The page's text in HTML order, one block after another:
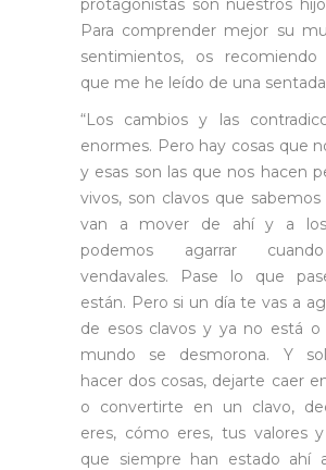
Para comprender mejor su
sentimientos, os
que me he leído de una
“Los cambios y las
enormes. Pero hay cosas que
y esas son las que nos hacen
vivos, son clavos que
van a mover de ahí y a
podemos agarrar
vendavales. Pase lo que
están. Pero si un día te vas a
de esos clavos y ya no está o
mundo se desmorona. Y
hacer dos cosas, dejarte caer
o convertirte en un clavo,
eres, cómo eres, tus valores y
que siempre han estado ahí